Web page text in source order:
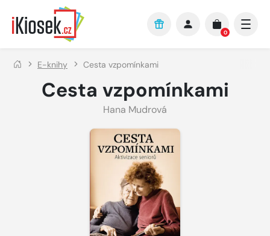
Přejít na hlavní obsah
0
E-knihy Cesta vzpomínkami
Cesta vzpomínkami
Hana Mudrová